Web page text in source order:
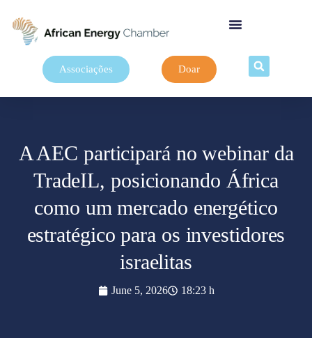
Associações Doar
A AEC participará no webinar da
TradeIL, posicionando África
como um mercado energético
estratégico para os investidores
israelitas
June 5, 2026 18:23 h